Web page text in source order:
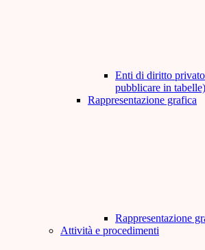
Enti di diritto
pubblicare in tabelle)
Rappresentazione grafica
Rappresentazione
Attività e procedimenti